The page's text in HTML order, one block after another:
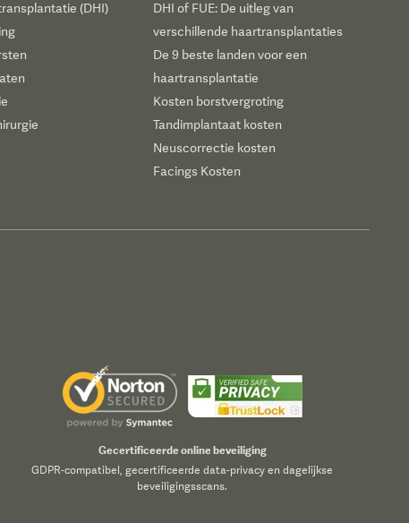
(DHI)
DHI of FUE: De uitleg van
verschillende haartransplantaties
De 9 beste landen voor een
haartransplantatie
Kosten borstvergroting
Tandimplantaat kosten
Neuscorrectie kosten
Facings Kosten
Gecertificeerde online beveiliging
GDPR-compatibel, gecertificeerde data-privacy en dagelijkse
beveiligingsscans.